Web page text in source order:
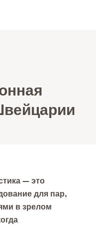
— это
для пар,
в зрелом